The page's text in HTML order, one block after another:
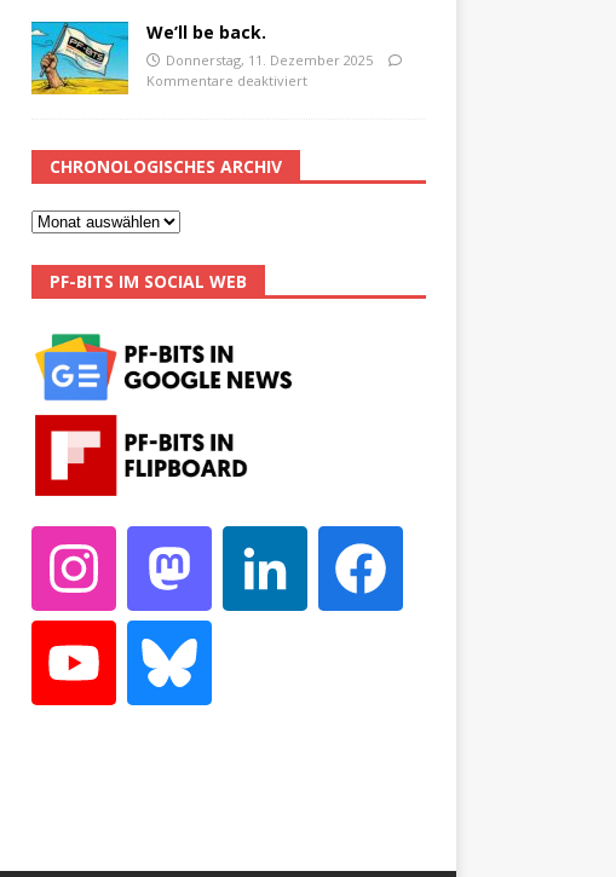
We’ll be back.
Donnerstag, 11. Dezember 2025
Kommentare deaktiviert
CHRONOLOGISCHES ARCHIV
PF-BITS IM SOCIAL WEB